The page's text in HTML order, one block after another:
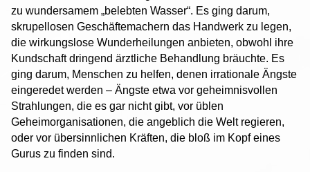
zu wundersamem „belebten Wasser“. Es ging darum,
skrupellosen Geschäftemachern das Handwerk zu legen,
die wirkungslose Wunderheilungen anbieten, obwohl ihre
Kundschaft dringend ärztliche Behandlung bräuchte. Es
ging darum, Menschen zu helfen, denen irrationale Ängste
eingeredet werden – Ängste etwa vor geheimnisvollen
Strahlungen, die es gar nicht gibt, vor üblen
Geheimorganisationen, die angeblich die Welt regieren,
oder vor übersinnlichen Kräften, die bloß im Kopf eines
Gurus zu finden sind.